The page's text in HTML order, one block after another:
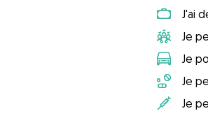
J'ai
Je
Je
Je
Je